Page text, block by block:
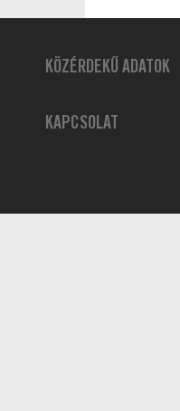
KÖZÉRDEKŰ ADATOK
KAPCSOLAT